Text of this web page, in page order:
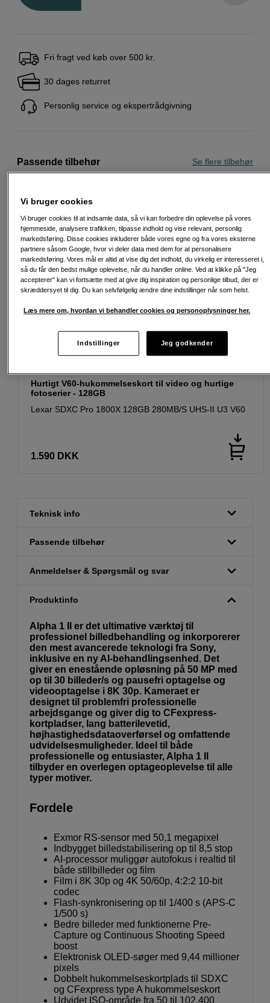
Fri fragt ved køb over 500 kr.
30 dages returret
Personlig service og ekspertrådgivning
Passende tilbehør Se flere tilbehør
Hurtigt V60-hukommelseskort til video og hurtige
fotoserier - 128GB
Lexar SDXC Pro 1800X 128GB 280MB/S UHS-II U3 V60
1.590 DKK
Teknisk info
Passende tilbehør
Anmeldelser & Spørgsmål og svar
Produktinfo
Alpha 1 II er det ultimative værktøj til
professionel billedbehandling og inkorporerer
den mest avancerede teknologi fra Sony,
inklusive en ny AI-behandlingsenhed. Det
giver en enestående opløsning på 50 MP med
op til 30 billeder/s og pausefri optagelse og
videooptagelse i 8K 30p. Kameraet er
designet til problemfri professionelle
arbejdsgange og giver dig to CFexpress-
kortpladser, lang batterilevetid,
højhastighedsdataoverførsel og omfattende
udvidelsesmuligheder. Ideel til både
professionelle og entusiaster, Alpha 1 II
tilbyder en overlegen optageoplevelse til alle
typer motiver.
Fordele
Exmor RS-sensor med 50,1 megapixel
Indbygget billedstabilisering op til 8,5 stop
AI-processor muliggør autofokus i realtid til
både stillbilleder og film
Film i 8K 30p og 4K 50/60p, 4:2:2 10-bit
codec
Flash-synkronisering op til 1/400 s (APS-C
1/500 s)
Bedre billeder med funktionerne Pre-
Capture og Continuous Shooting Speed ​​​​
boost
Elektronisk OLED-søger med 9,44 millioner
pixels
Dobbelt hukommelseskortplads til SDXC
og CFexpress type A hukommelseskort
Udvidet ISO-område fra 50 til 102.400
Vi bruger cookies
Vi bruger cookies til at indsamle data, så vi kan forbedre din oplevelse på vores
hjemmeside, analysere trafikken, tilpasse indhold og vise relevant, personlig
markedsføring. Disse cookies inkluderer både vores egne og fra vores eksterne
partnere såsom Google, hvor vi deler data med dem for at personalisere
markedsføring. Vores mål er altid at vise dig det indhold, du virkelig er interesseret i,
så du får den bedst mulige oplevelse, når du handler online. Ved at klikke på "Jeg
accepterer" kan vi fortsætte med at give dig inspiration og personlige tilbud, der er
skræddersyet til dig. Du kan selvfølgelig ændre dine indstillinger når som helst.
Læs mere om, hvordan vi behandler cookies og personoplysninger her.
Indstillinger Jeg godkender